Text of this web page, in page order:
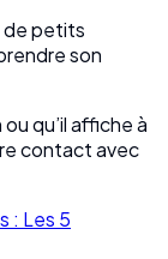
de petits
son
qu’il affiche à
contact avec
: Les 5